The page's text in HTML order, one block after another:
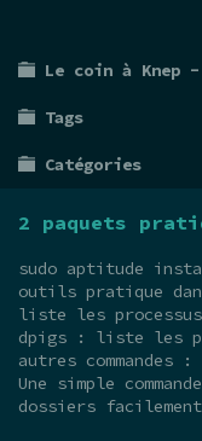
Le coin à Knep
Tags
Catégories
2 paquets
sudo aptitude
outils pratique
liste les
dpigs : liste les
autres
Une simple
dossiers